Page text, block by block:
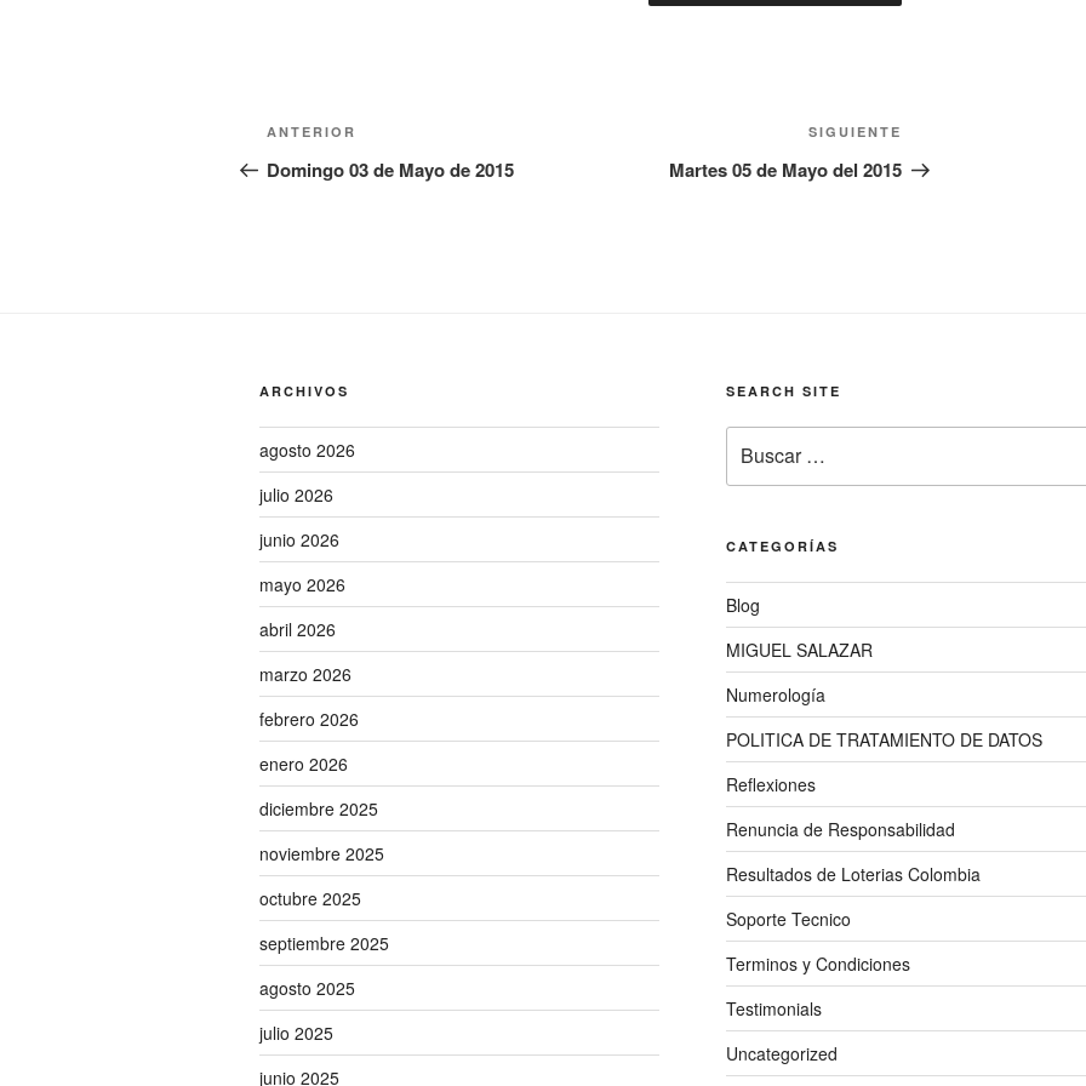
Navegación
de
Entrada
anterior:
ANTERIOR
Domingo 03 de Mayo de 2015
entrada
SIGUIENTE
Martes 05 de Mayo del 2015
ARCHIVOS
agosto 2026
julio 2026
junio 2026
mayo 2026
abril 2026
marzo 2026
febrero 2026
enero 2026
diciembre 2025
noviembre 2025
octubre 2025
septiembre 2025
agosto 2025
julio 2025
junio 2025
SEARCH SITE
por:
CATEGORÍAS
Blog
MIGUEL SALAZAR
Numerología
POLITICA DE TRATAMIENTO DE DATOS
Reflexiones
Renuncia de Responsabilidad
Resultados de Loterias Colombia
Soporte Tecnico
Terminos y Condiciones
Testimonials
Uncategorized